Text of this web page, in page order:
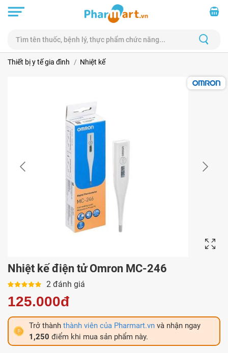
Thiết bị y tế gia đình Nhiệt kế
Nhiệt kế điện tử Omron MC-246
2 đánh giá
125.000đ
Trở thành thành viên của Pharmart.vn và nhận ngay
1,250 điểm khi mua sản phẩm này.